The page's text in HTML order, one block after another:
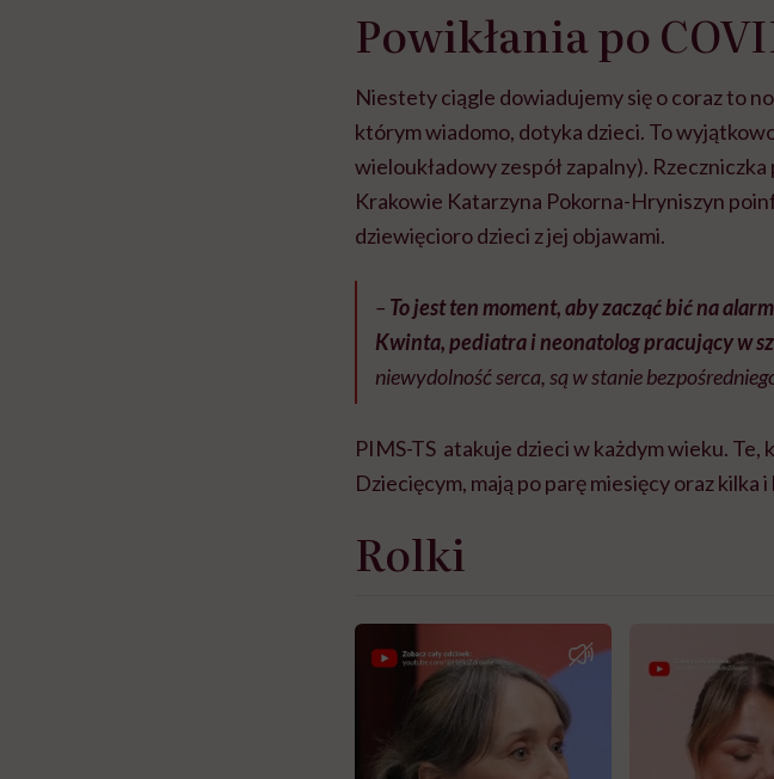
Powikłania po
Niestety ciągle dowiadujemy się o coraz to
którym wiadomo, dotyka dzieci. To
wieloukładowy zespół zapalny).
Krakowie Katarzyna Pokorna-Hryniszyn
dziewięcioro dzieci z jej objawami.
– To jest ten moment, aby zacząć bić na
Kwinta, pediatra i neonatolog pracujący w
niewydolność serca, są w stanie
PIMS-TS atakuje dzieci w każdym wieku.
Dziecięcym, mają po parę miesięcy oraz
Rolki